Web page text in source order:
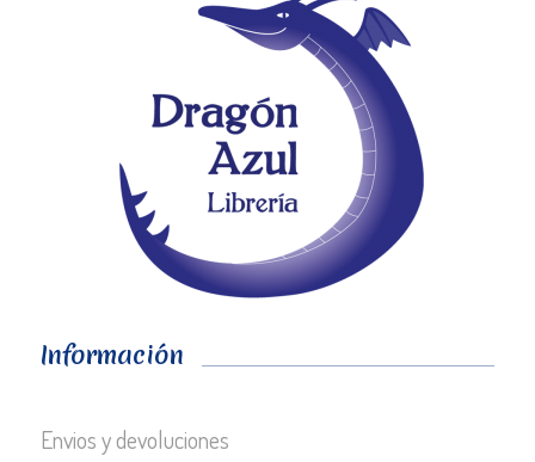
Información
Envios y devoluciones